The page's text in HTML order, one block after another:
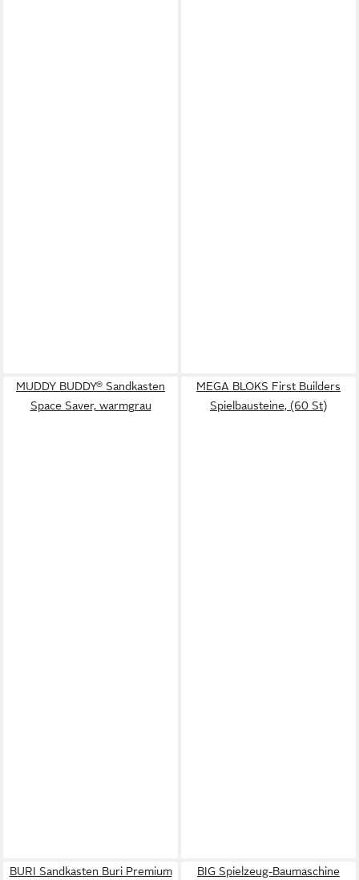
MUDDY BUDDY® Sandkasten
Space Saver, warmgrau
MEGA BLOKS First Builders
Spielbausteine, (60 St)
BURI Sandkasten Buri Premium
BIG Spielzeug-Baumaschine